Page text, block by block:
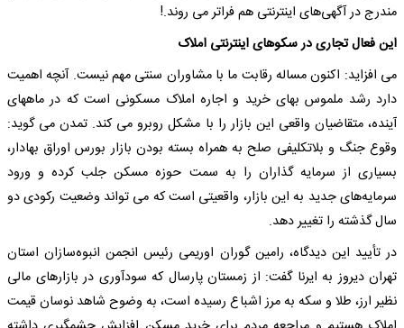
مندرج در آگهی‌های اینترنتی هم فراتر می روند.!
این فعال تجاری در سکوهای اینترنتی املاک
می افزاید: اکنون مساله رقابت ما با مشاوران سنتی مهم نیست. آنچه اهمیت
دارد رشد ملموس بهای خرید و اجاره املاک مسکونی است که در ماههای
آینده، متقاضیان واقعی این بازار را با مشکل روبرو می کند. تمدن می گوید:
وقوع جنگ و بلاتکلیفی صلح به همراه بسته بودن بازار بورس اوراق بهادار،
بسیاری از سرمایه گذاران را به سمت حوزه مسکن جلب کرده و ورود
سرمایه‌های جدید به این بازار، واقعیتی است که می تواند وضعیت رکودی دو
سال گذشته را تغییر دهد.
در تأیید این دیدگاه، رامین گوران اوریمی رئیس انجمن انبوه‌سازان استان
تهران دیروز به ایرنا گفت: از زمستان پارسال که سودآوری در بازارهای مالی
نظیر ارز، طلا و سکه به مرز اشباع رسیده است، به وضوح شاهد نوسان قیمت